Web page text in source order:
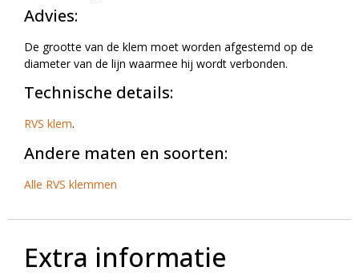
Advies:
De grootte van de klem moet worden afgestemd op de
diameter van de lijn waarmee hij wordt verbonden.
Technische details:
RVS klem.
Andere maten en soorten:
Alle RVS klemmen
Extra informatie